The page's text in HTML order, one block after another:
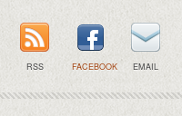
RSS FACEBOOK EMAIL